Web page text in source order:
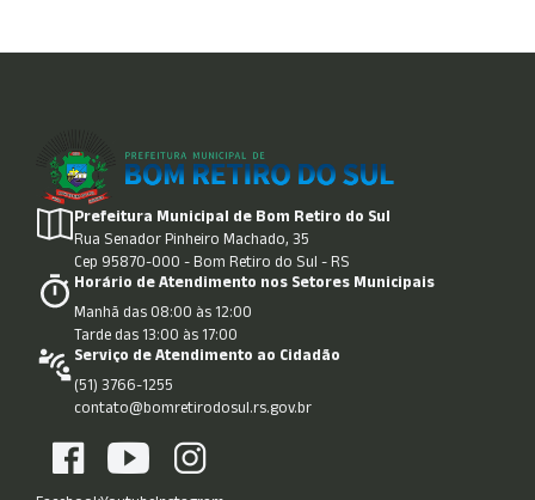
Prefeitura Municipal de Bom Retiro do Sul
Rua Senador Pinheiro Machado, 35
Cep 95870-000 - Bom Retiro do Sul - RS
Horário de Atendimento nos Setores Municipais
Manhã das 08:00 às 12:00
Tarde das 13:00 às 17:00
Serviço de Atendimento ao Cidadão
(51) 3766-1255
contato@bomretirodosul.rs.gov.br